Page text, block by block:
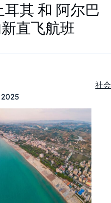
其 和 阿尔巴
直飞航班
社会